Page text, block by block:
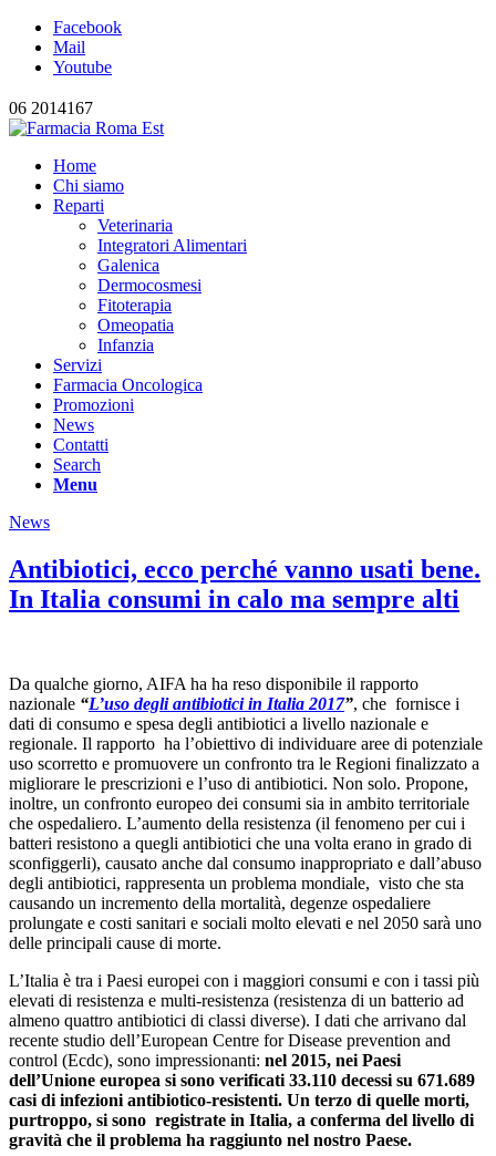
Facebook
Mail
Youtube
06 2014167
Home
Chi siamo
Reparti
Veterinaria
Integratori Alimentari
Galenica
Dermocosmesi
Fitoterapia
Omeopatia
Infanzia
Servizi
Farmacia Oncologica
Promozioni
News
Contatti
Search
Menu
News
Antibiotici, ecco perché vanno usati bene.
In Italia consumi in calo ma sempre alti
Da qualche giorno, AIFA ha ha reso disponibile il rapporto
nazionale “L’uso degli antibiotici in Italia 2017”, che fornisce i
dati di consumo e spesa degli antibiotici a livello nazionale e
regionale. Il rapporto ha l’obiettivo di individuare aree di potenziale
uso scorretto e promuovere un confronto tra le Regioni finalizzato a
migliorare le prescrizioni e l’uso di antibiotici. Non solo. Propone,
inoltre, un confronto europeo dei consumi sia in ambito territoriale
che ospedaliero. L’aumento della resistenza (il fenomeno per cui i
batteri resistono a quegli antibiotici che una volta erano in grado di
sconfiggerli), causato anche dal consumo inappropriato e dall’abuso
degli antibiotici, rappresenta un problema mondiale, visto che sta
causando un incremento della mortalità, degenze ospedaliere
prolungate e costi sanitari e sociali molto elevati e nel 2050 sarà uno
delle principali cause di morte.
L’Italia è tra i Paesi europei con i maggiori consumi e con i tassi più
elevati di resistenza e multi-resistenza (resistenza di un batterio ad
almeno quattro antibiotici di classi diverse). I dati che arrivano dal
recente studio dell’European Centre for Disease prevention and
control (Ecdc), sono impressionanti: nel 2015, nei Paesi
dell’Unione europea si sono verificati 33.110 decessi su 671.689
casi di infezioni antibiotico-resistenti. Un terzo di quelle morti,
purtroppo, si sono registrate in Italia, a conferma del livello di
gravità che il problema ha raggiunto nel nostro Paese.